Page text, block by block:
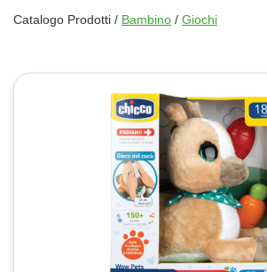
Catalogo Prodotti / Bambino / Giochi